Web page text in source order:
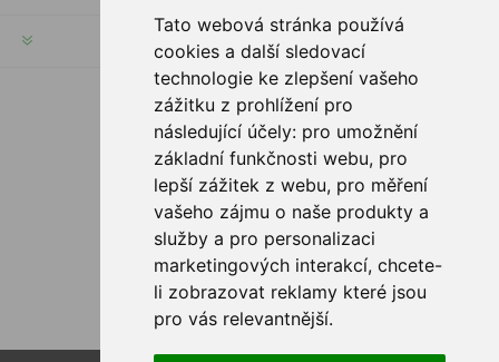
Tato webová stránka používá
cookies a další sledovací
technologie ke zlepšení vašeho
zážitku z prohlížení pro
následující účely: pro umožnění
základní funkčnosti webu, pro
lepší zážitek z webu, pro měření
vašeho zájmu o naše produkty a
služby a pro personalizaci
marketingových interakcí, chcete-
li zobrazovat reklamy které jsou
pro vás relevantnější.
HILFE & SERVICE
FOLGE UNS
ZAHLUNGSMÖGLICHKEITEN